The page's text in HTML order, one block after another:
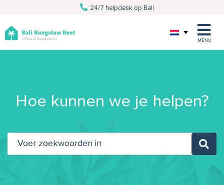
24/7 helpdesk op Bali
Persoonlijke service
Al 10 jaar Bali specialistMENU
Hoe kunnen we je helpen?